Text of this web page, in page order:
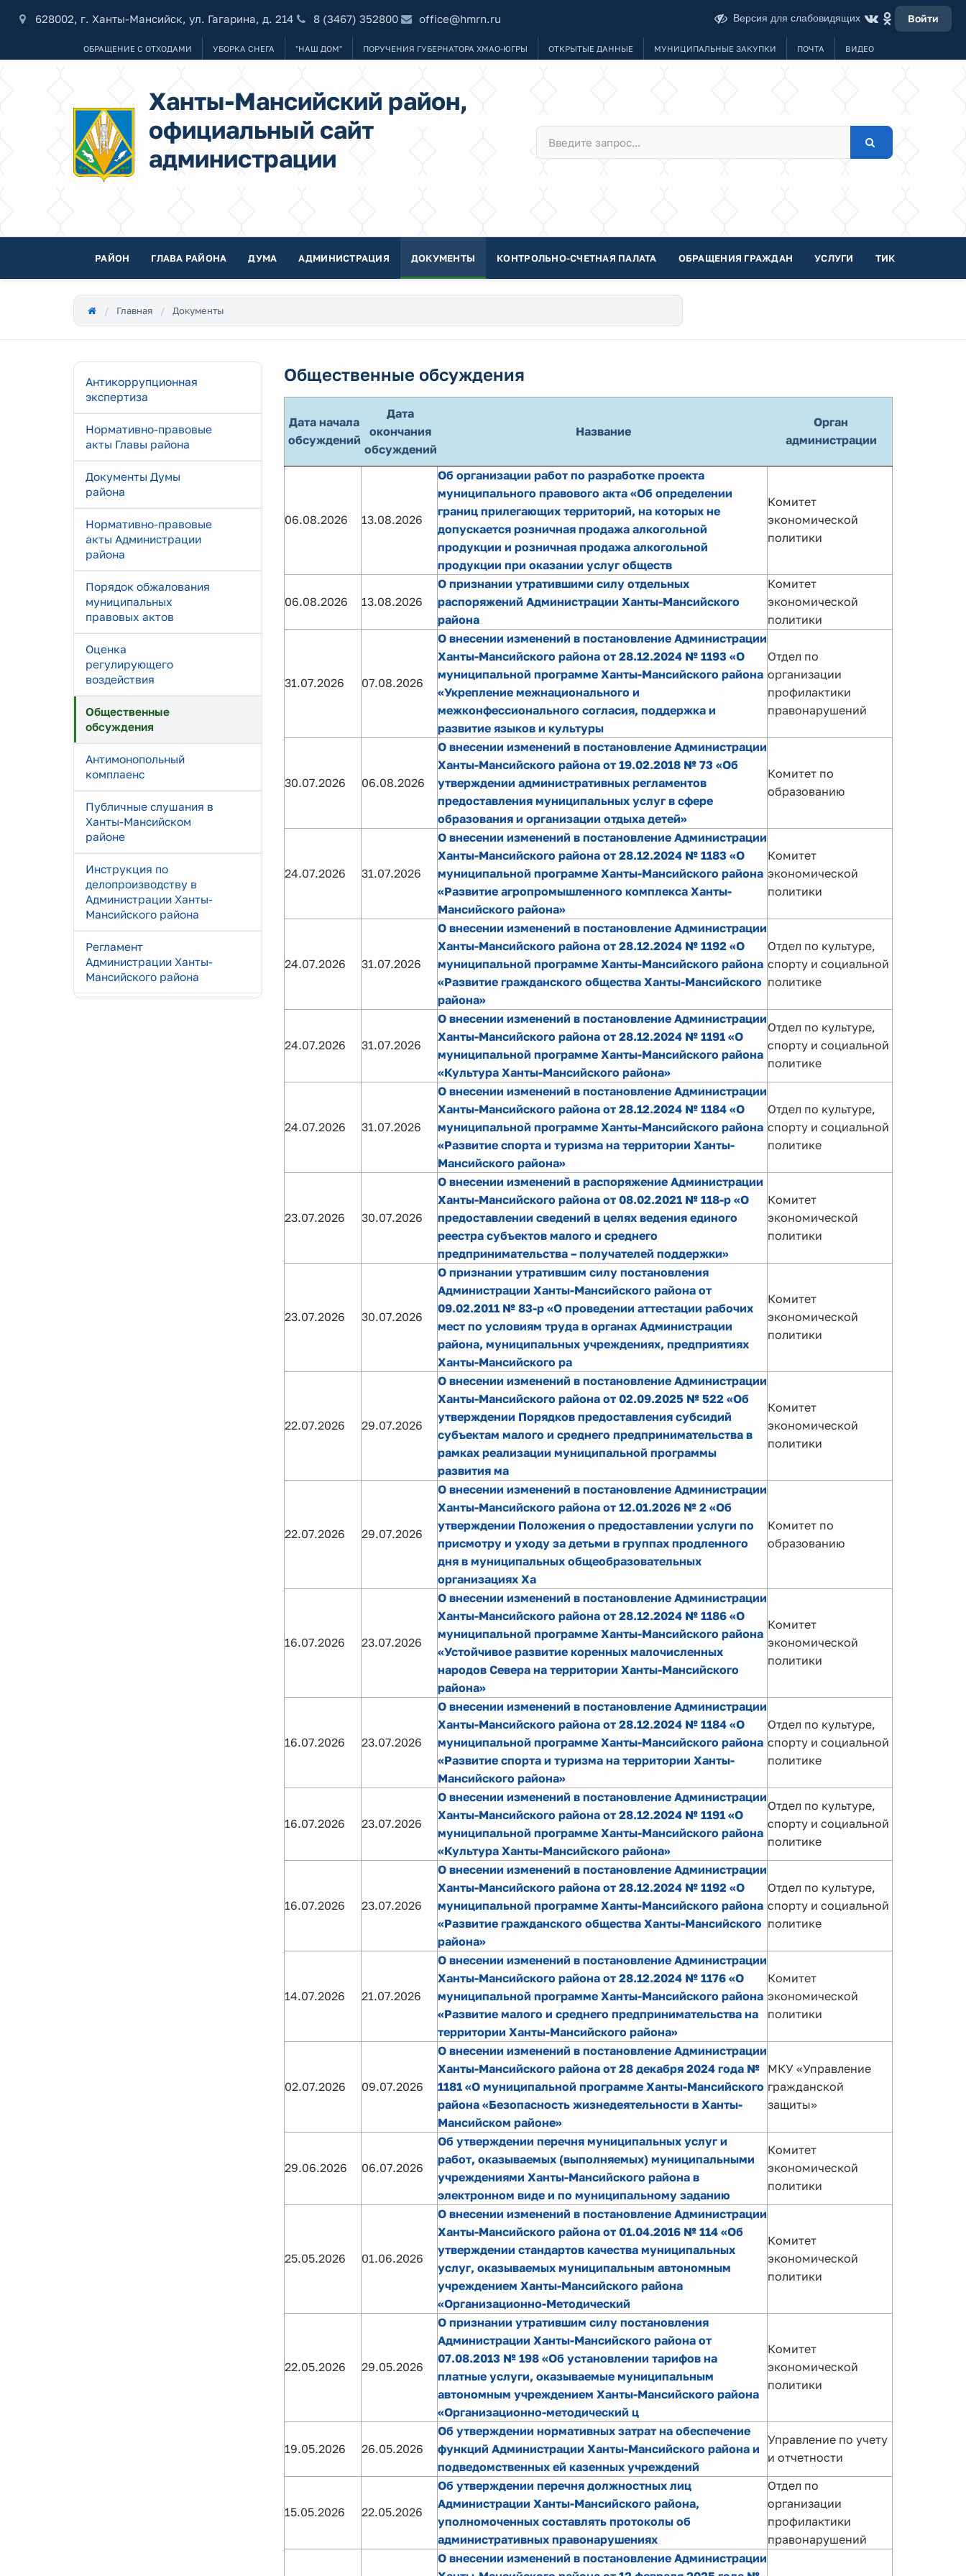
628002, г. Ханты-Мансийск, ул. Гагарина, д. 214 8 (3467) 352800 office@hmrn.ru Версия для слабовидящих Войти
ОБРАЩЕНИЕ С ОТХОДАМИ УБОРКА СНЕГА "НАШ ДОМ" ПОРУЧЕНИЯ ГУБЕРНАТОРА ХМАО-ЮГРЫ ОТКРЫТЫЕ ДАННЫЕ МУНИЦИПАЛЬНЫЕ ЗАКУПКИ ПОЧТА ВИДЕО
Ханты-Мансийский район,
официальный сайт
администрации
РАЙОН ГЛАВА РАЙОНА ДУМА АДМИНИСТРАЦИЯ ДОКУМЕНТЫ КОНТРОЛЬНО-СЧЕТНАЯ ПАЛАТА ОБРАЩЕНИЯ ГРАЖДАН УСЛУГИ ТИК
Главная Документы
Антикоррупционная
экспертиза
Нормативно-правовые
акты Главы района
Документы Думы
района
Нормативно-правовые
акты Администрации
района
Порядок обжалования
муниципальных
правовых актов
Оценка
регулирующего
воздействия
Общественные
обсуждения
Антимонопольный
комплаенс
Публичные слушания в
Ханты-Мансийском
районе
Инструкция по
делопроизводству в
Администрации Ханты-
Мансийского района
Регламент
Администрации Ханты-
Мансийского района
Общественные обсуждения
Дата начала
обсуждений
Дата
окончания
обсуждений
Название
Орган
администрации
06.08.2026 13.08.2026
Об организации работ по разработке проекта
муниципального правового акта «Об определении
границ прилегающих территорий, на которых не
допускается розничная продажа алкогольной
продукции и розничная продажа алкогольной
продукции при оказании услуг обществ
Комитет
экономической
политики
06.08.2026 13.08.2026
О признании утратившими силу отдельных
распоряжений Администрации Ханты-Мансийского
района
Комитет
экономической
политики
31.07.2026 07.08.2026
О внесении изменений в постановление Администрации
Ханты-Мансийского района от 28.12.2024 № 1193 «О
муниципальной программе Ханты-Мансийского района
«Укрепление межнационального и
межконфессионального согласия, поддержка и
развитие языков и культуры
Отдел по
организации
профилактики
правонарушений
30.07.2026 06.08.2026
О внесении изменений в постановление Администрации
Ханты-Мансийского района от 19.02.2018 № 73 «Об
утверждении административных регламентов
предоставления муниципальных услуг в сфере
образования и организации отдыха детей»
Комитет по
образованию
24.07.2026 31.07.2026
О внесении изменений в постановление Администрации
Ханты-Мансийского района от 28.12.2024 № 1183 «О
муниципальной программе Ханты-Мансийского района
«Развитие агропромышленного комплекса Ханты-
Мансийского района»
Комитет
экономической
политики
24.07.2026 31.07.2026
О внесении изменений в постановление Администрации
Ханты-Мансийского района от 28.12.2024 № 1192 «О
муниципальной программе Ханты-Мансийского района
«Развитие гражданского общества Ханты-Мансийского
района»
Отдел по культуре,
спорту и социальной
политике
24.07.2026 31.07.2026
О внесении изменений в постановление Администрации
Ханты-Мансийского района от 28.12.2024 № 1191 «О
муниципальной программе Ханты-Мансийского района
«Культура Ханты-Мансийского района»
Отдел по культуре,
спорту и социальной
политике
24.07.2026 31.07.2026
О внесении изменений в постановление Администрации
Ханты-Мансийского района от 28.12.2024 № 1184 «О
муниципальной программе Ханты-Мансийского района
«Развитие спорта и туризма на территории Ханты-
Мансийского района»
Отдел по культуре,
спорту и социальной
политике
23.07.2026 30.07.2026
О внесении изменений в распоряжение Администрации
Ханты-Мансийского района от 08.02.2021 № 118-р «О
предоставлении сведений в целях ведения единого
реестра субъектов малого и среднего
предпринимательства – получателей поддержки»
Комитет
экономической
политики
23.07.2026 30.07.2026
О признании утратившим силу постановления
Администрации Ханты-Мансийского района от
09.02.2011 № 83-р «О проведении аттестации рабочих
мест по условиям труда в органах Администрации
района, муниципальных учреждениях, предприятиях
Ханты-Мансийского ра
Комитет
экономической
политики
22.07.2026 29.07.2026
О внесении изменений в постановление Администрации
Ханты-Мансийского района от 02.09.2025 № 522 «Об
утверждении Порядков предоставления субсидий
субъектам малого и среднего предпринимательства в
рамках реализации муниципальной программы
развития ма
Комитет
экономической
политики
22.07.2026 29.07.2026
О внесении изменений в постановление Администрации
Ханты-Мансийского района от 12.01.2026 № 2 «Об
утверждении Положения о предоставлении услуги по
присмотру и уходу за детьми в группах продленного
дня в муниципальных общеобразовательных
организациях Ха
Комитет по
образованию
16.07.2026 23.07.2026
О внесении изменений в постановление Администрации
Ханты-Мансийского района от 28.12.2024 № 1186 «О
муниципальной программе Ханты-Мансийского района
«Устойчивое развитие коренных малочисленных
народов Севера на территории Ханты-Мансийского
района»
Комитет
экономической
политики
16.07.2026 23.07.2026
О внесении изменений в постановление Администрации
Ханты-Мансийского района от 28.12.2024 № 1184 «О
муниципальной программе Ханты-Мансийского района
«Развитие спорта и туризма на территории Ханты-
Мансийского района»
Отдел по культуре,
спорту и социальной
политике
16.07.2026 23.07.2026
О внесении изменений в постановление Администрации
Ханты-Мансийского района от 28.12.2024 № 1191 «О
муниципальной программе Ханты-Мансийского района
«Культура Ханты-Мансийского района»
Отдел по культуре,
спорту и социальной
политике
16.07.2026 23.07.2026
О внесении изменений в постановление Администрации
Ханты-Мансийского района от 28.12.2024 № 1192 «О
муниципальной программе Ханты-Мансийского района
«Развитие гражданского общества Ханты-Мансийского
района»
Отдел по культуре,
спорту и социальной
политике
14.07.2026 21.07.2026
О внесении изменений в постановление Администрации
Ханты-Мансийского района от 28.12.2024 № 1176 «О
муниципальной программе Ханты-Мансийского района
«Развитие малого и среднего предпринимательства на
территории Ханты-Мансийского района»
Комитет
экономической
политики
02.07.2026 09.07.2026
О внесении изменений в постановление Администрации
Ханты-Мансийского района от 28 декабря 2024 года №
1181 «О муниципальной программе Ханты-Мансийского
района «Безопасность жизнедеятельности в Ханты-
Мансийском районе»
МКУ «Управление
гражданской
защиты»
29.06.2026 06.07.2026
Об утверждении перечня муниципальных услуг и
работ, оказываемых (выполняемых) муниципальными
учреждениями Ханты-Мансийского района в
электронном виде и по муниципальному заданию
Комитет
экономической
политики
25.05.2026 01.06.2026
О внесении изменений в постановление Администрации
Ханты-Мансийского района от 01.04.2016 № 114 «Об
утверждении стандартов качества муниципальных
услуг, оказываемых муниципальным автономным
учреждением Ханты-Мансийского района
«Организационно-Методический
Комитет
экономической
политики
22.05.2026 29.05.2026
О признании утратившим силу постановления
Администрации Ханты-Мансийского района от
07.08.2013 № 198 «Об установлении тарифов на
платные услуги, оказываемые муниципальным
автономным учреждением Ханты-Мансийского района
«Организационно-методический ц
Комитет
экономической
политики
19.05.2026 26.05.2026
Об утверждении нормативных затрат на обеспечение
функций Администрации Ханты-Мансийского района и
подведомственных ей казенных учреждений
Управление по учету
и отчетности
15.05.2026 22.05.2026
Об утверждении перечня должностных лиц
Администрации Ханты-Мансийского района,
уполномоченных составлять протоколы об
административных правонарушениях
Отдел по
организации
профилактики
правонарушений
О внесении изменений в постановление Администрации